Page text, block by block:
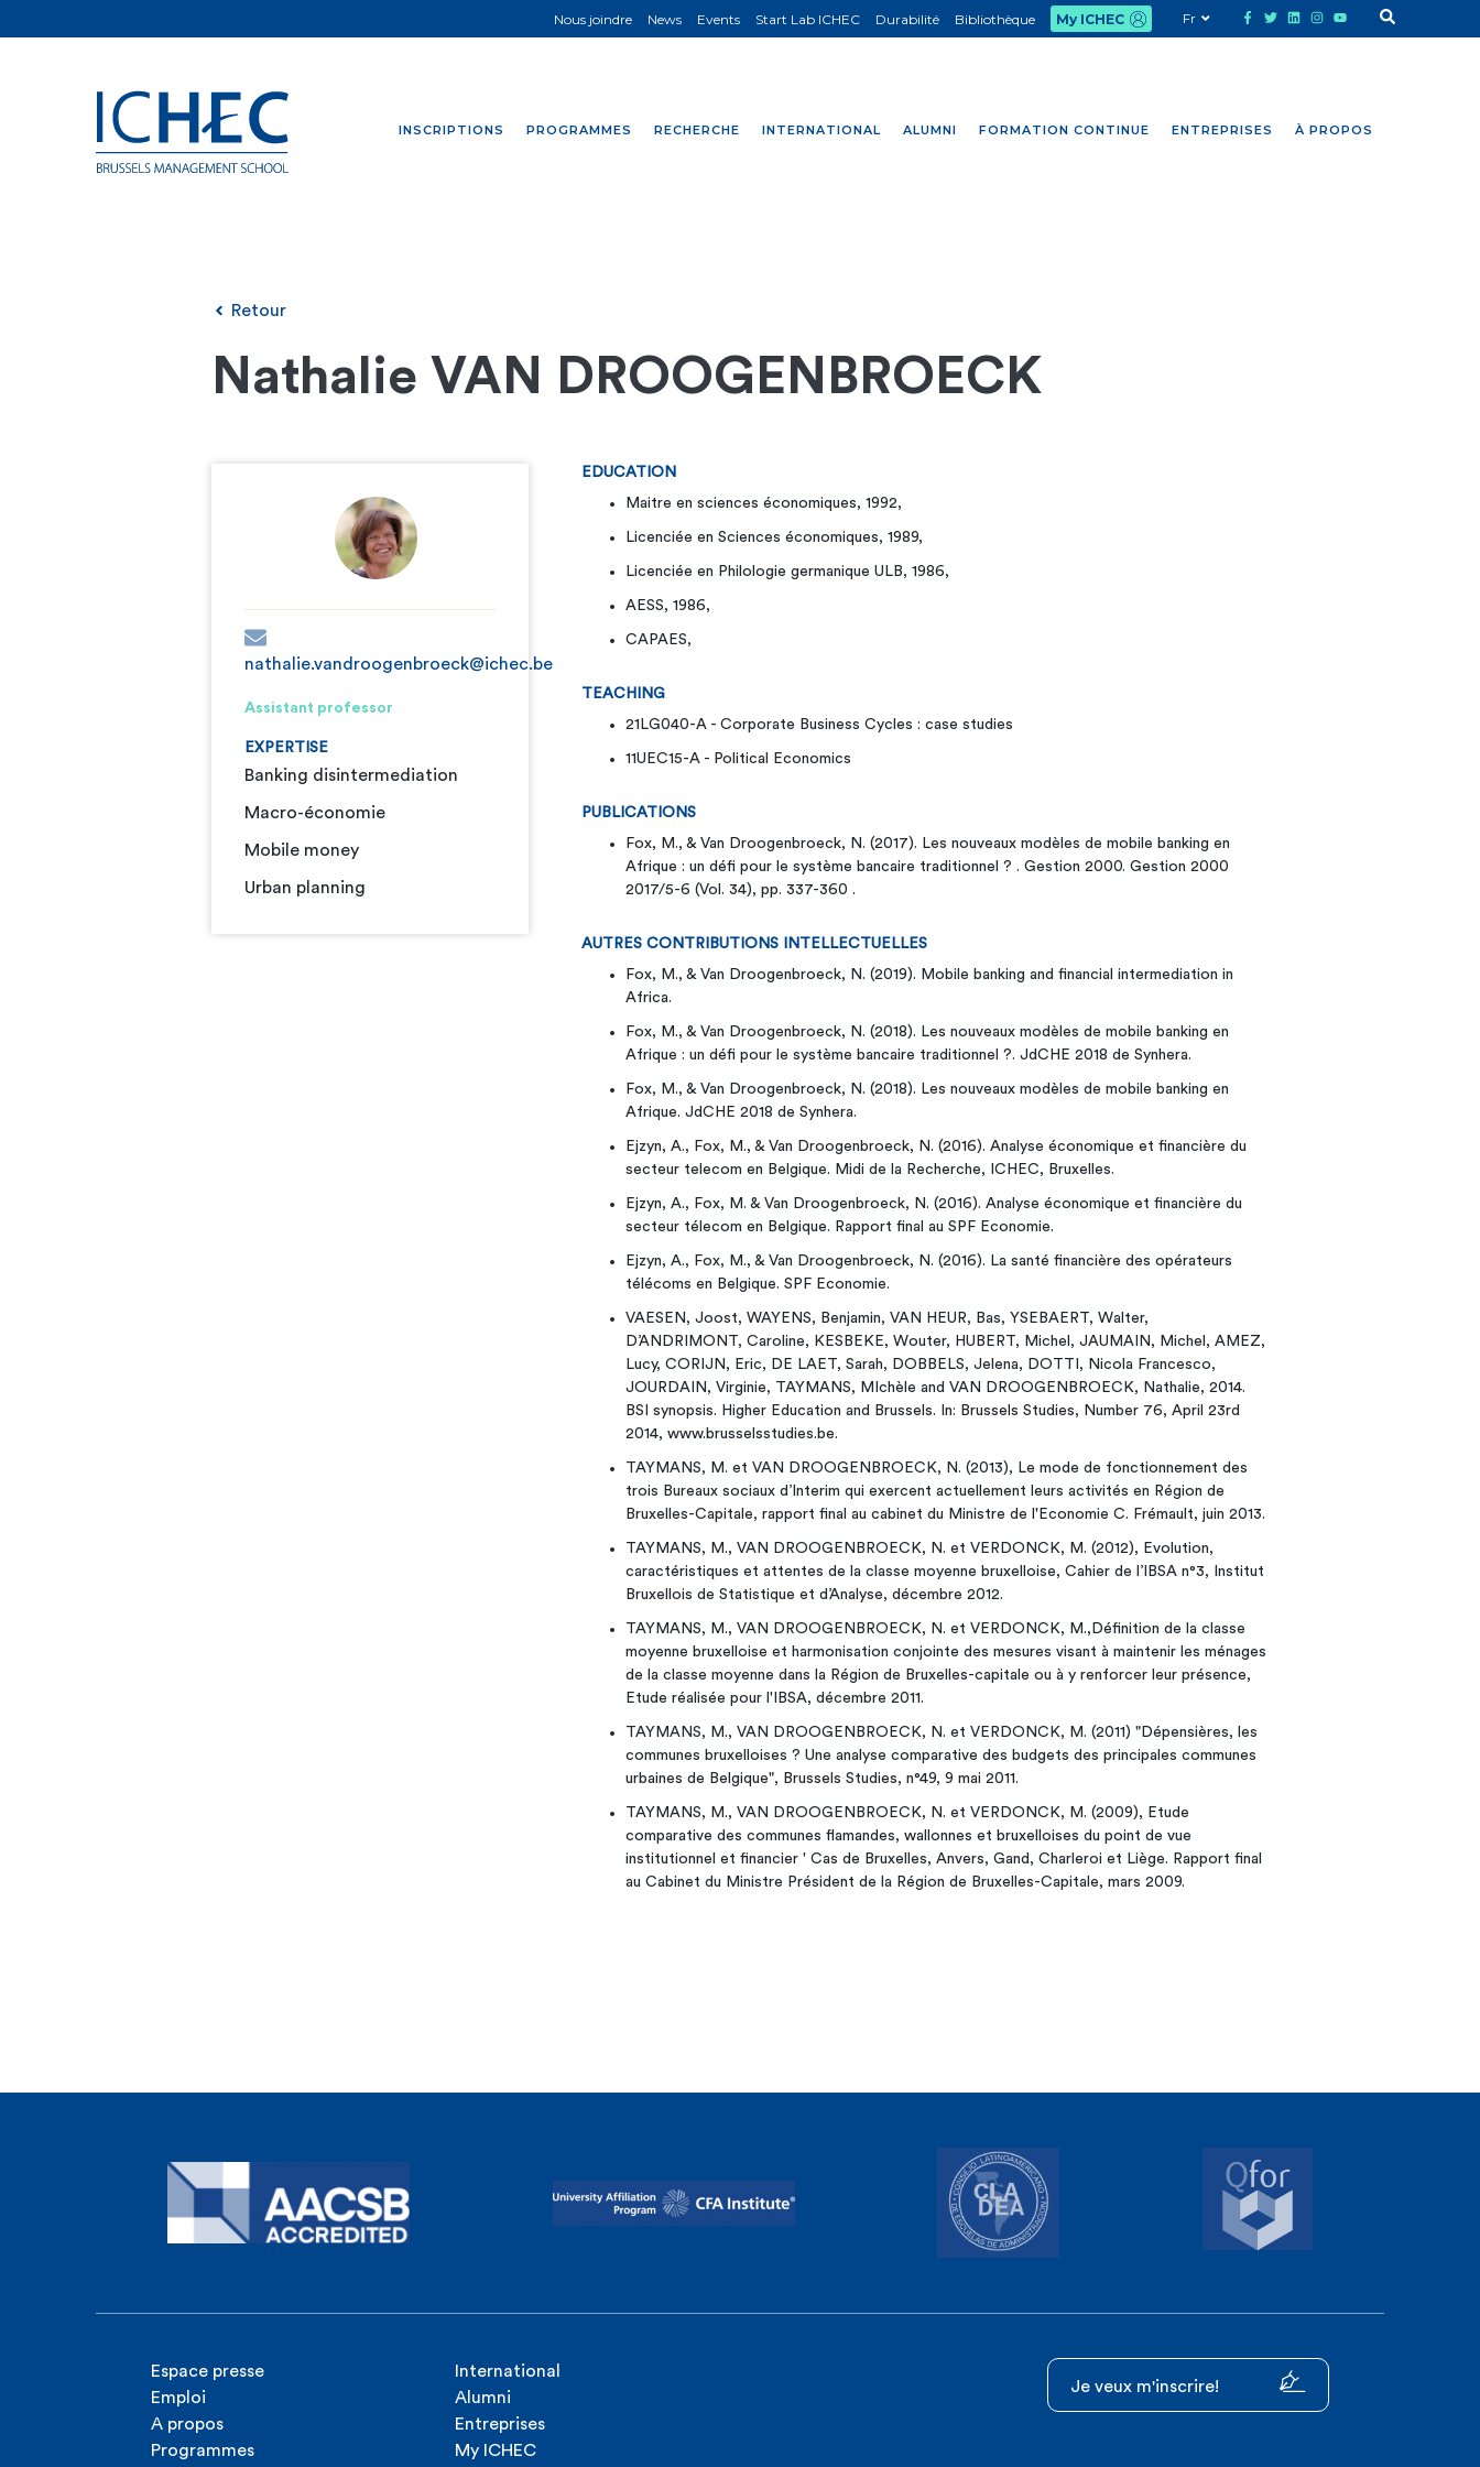
INSCRIPTIONS PROGRAMMES RECHERCHE INTERNATIONAL ALUMNI FORMATION CONTINUE ENTREPRISES À PROPOS
Nous joindre News Events Start Lab ICHEC Durabilité Bibliothèque My ICHEC Fr
Retour
Nathalie VAN DROOGENBROECK
nathalie.vandroogenbroeck@ichec.be
Assistant professor
EXPERTISE
Banking disintermediation
Macro-économie
Mobile money
Urban planning
EDUCATION
Maitre en sciences économiques, 1992,
Licenciée en Sciences économiques, 1989,
Licenciée en Philologie germanique ULB, 1986,
AESS, 1986,
CAPAES,
TEACHING
21LG040-A - Corporate Business Cycles : case studies
11UEC15-A - Political Economics
PUBLICATIONS
Fox, M., & Van Droogenbroeck, N. (2017). Les nouveaux modèles de mobile banking en
Afrique : un défi pour le système bancaire traditionnel ? . Gestion 2000. Gestion 2000
2017/5-6 (Vol. 34), pp. 337-360 .
AUTRES CONTRIBUTIONS INTELLECTUELLES
Fox, M., & Van Droogenbroeck, N. (2019). Mobile banking and financial intermediation in
Africa.
Fox, M., & Van Droogenbroeck, N. (2018). Les nouveaux modèles de mobile banking en
Afrique : un défi pour le système bancaire traditionnel ?. JdCHE 2018 de Synhera.
Fox, M., & Van Droogenbroeck, N. (2018). Les nouveaux modèles de mobile banking en
Afrique. JdCHE 2018 de Synhera.
Ejzyn, A., Fox, M., & Van Droogenbroeck, N. (2016). Analyse économique et financière du
secteur telecom en Belgique. Midi de la Recherche, ICHEC, Bruxelles.
Ejzyn, A., Fox, M. & Van Droogenbroeck, N. (2016). Analyse économique et financière du
secteur télecom en Belgique. Rapport final au SPF Economie.
Ejzyn, A., Fox, M., & Van Droogenbroeck, N. (2016). La santé financière des opérateurs
télécoms en Belgique. SPF Economie.
VAESEN, Joost, WAYENS, Benjamin, VAN HEUR, Bas, YSEBAERT, Walter,
D’ANDRIMONT, Caroline, KESBEKE, Wouter, HUBERT, Michel, JAUMAIN, Michel, AMEZ,
Lucy, CORIJN, Eric, DE LAET, Sarah, DOBBELS, Jelena, DOTTI, Nicola Francesco,
JOURDAIN, Virginie, TAYMANS, MIchèle and VAN DROOGENBROECK, Nathalie, 2014.
BSI synopsis. Higher Education and Brussels. In: Brussels Studies, Number 76, April 23rd
2014, www.brusselsstudies.be.
TAYMANS, M. et VAN DROOGENBROECK, N. (2013), Le mode de fonctionnement des
trois Bureaux sociaux d’Interim qui exercent actuellement leurs activités en Région de
Bruxelles-Capitale, rapport final au cabinet du Ministre de l'Economie C. Frémault, juin 2013.
TAYMANS, M., VAN DROOGENBROECK, N. et VERDONCK, M. (2012), Evolution,
caractéristiques et attentes de la classe moyenne bruxelloise, Cahier de l’IBSA n°3, Institut
Bruxellois de Statistique et d’Analyse, décembre 2012.
TAYMANS, M., VAN DROOGENBROECK, N. et VERDONCK, M.,Définition de la classe
moyenne bruxelloise et harmonisation conjointe des mesures visant à maintenir les ménages
de la classe moyenne dans la Région de Bruxelles-capitale ou à y renforcer leur présence,
Etude réalisée pour l'IBSA, décembre 2011.
TAYMANS, M., VAN DROOGENBROECK, N. et VERDONCK, M. (2011) "Dépensières, les
communes bruxelloises ? Une analyse comparative des budgets des principales communes
urbaines de Belgique", Brussels Studies, n°49, 9 mai 2011.
TAYMANS, M., VAN DROOGENBROECK, N. et VERDONCK, M. (2009), Etude
comparative des communes flamandes, wallonnes et bruxelloises du point de vue
institutionnel et financier ' Cas de Bruxelles, Anvers, Gand, Charleroi et Liège. Rapport final
au Cabinet du Ministre Président de la Région de Bruxelles-Capitale, mars 2009.
Espace presse
Emploi
A propos
Programmes
International
Alumni
Entreprises
My ICHEC
Je veux m'inscrire!